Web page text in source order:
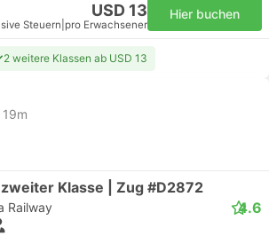
USD 13
Steuern pro Erwachsener
Hier buchen
2 weitere Klassen ab USD 13
19m
Klasse | Zug #D2872
Railway 4.6